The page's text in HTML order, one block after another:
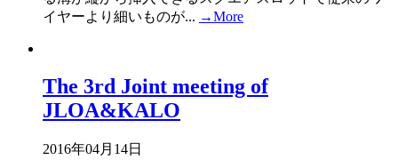
イヤーより細いものが... →More
The 3rd Joint meeting of
JLOA&KALO
2016年04月14日